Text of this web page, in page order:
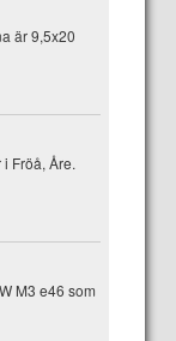
är 9,5x20
Fröå, Åre.
M3 e46 som